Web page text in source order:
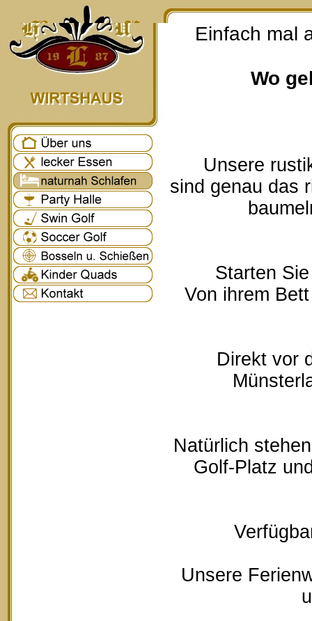
Einfach mal
Wo
Unsere
sind genau das
Starten
Von ihrem
Direkt vor
Natürlich
Golf-Platz
Unsere